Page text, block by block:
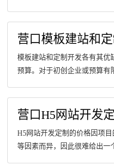
营口模板建站和
模板建站和定制开发各有其优
预算。对于初创企业或预算有
营口H5网站开发
H5网站开发定制的价格因项
等因素而异，因此很难给出一